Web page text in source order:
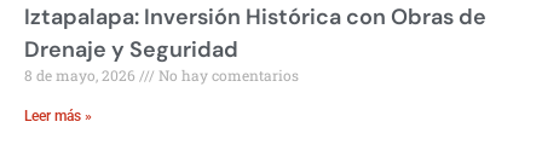
Iztapalapa: Inversión Histórica con Obras de
Drenaje y Seguridad
8 de mayo, 2026 No hay comentarios
Leer más »